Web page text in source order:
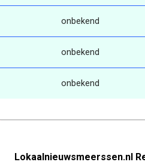
onbekend
onbekend
onbekend
Lokaalnieuwsmeerssen.nl